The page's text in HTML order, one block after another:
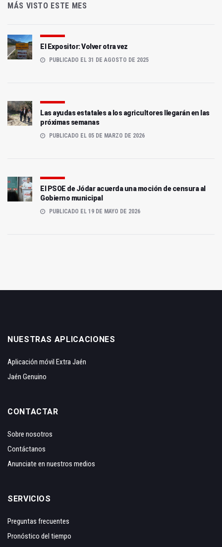
MÁS VISTO ESTE MES
El Expositor: Volver otra vez
PUBLICADO EL 31 DE AGOSTO DE 2025
Las ayudas estatales a los agricultores llegarán en las
próximas semanas
PUBLICADO EL 05 DE MARZO DE 2026
El PSOE de Jódar acuerda una moción de censura al
Gobierno municipal
PUBLICADO EL 19 DE MAYO DE 2026
NUESTRAS APLICACIONES
Aplicación móvil Extra Jaén
Jaén Genuino
CONTACTAR
Sobre nosotros
Contáctanos
Anunciate en nuestros medios
SERVICIOS
Preguntas frecuentes
Pronóstico del tiempo